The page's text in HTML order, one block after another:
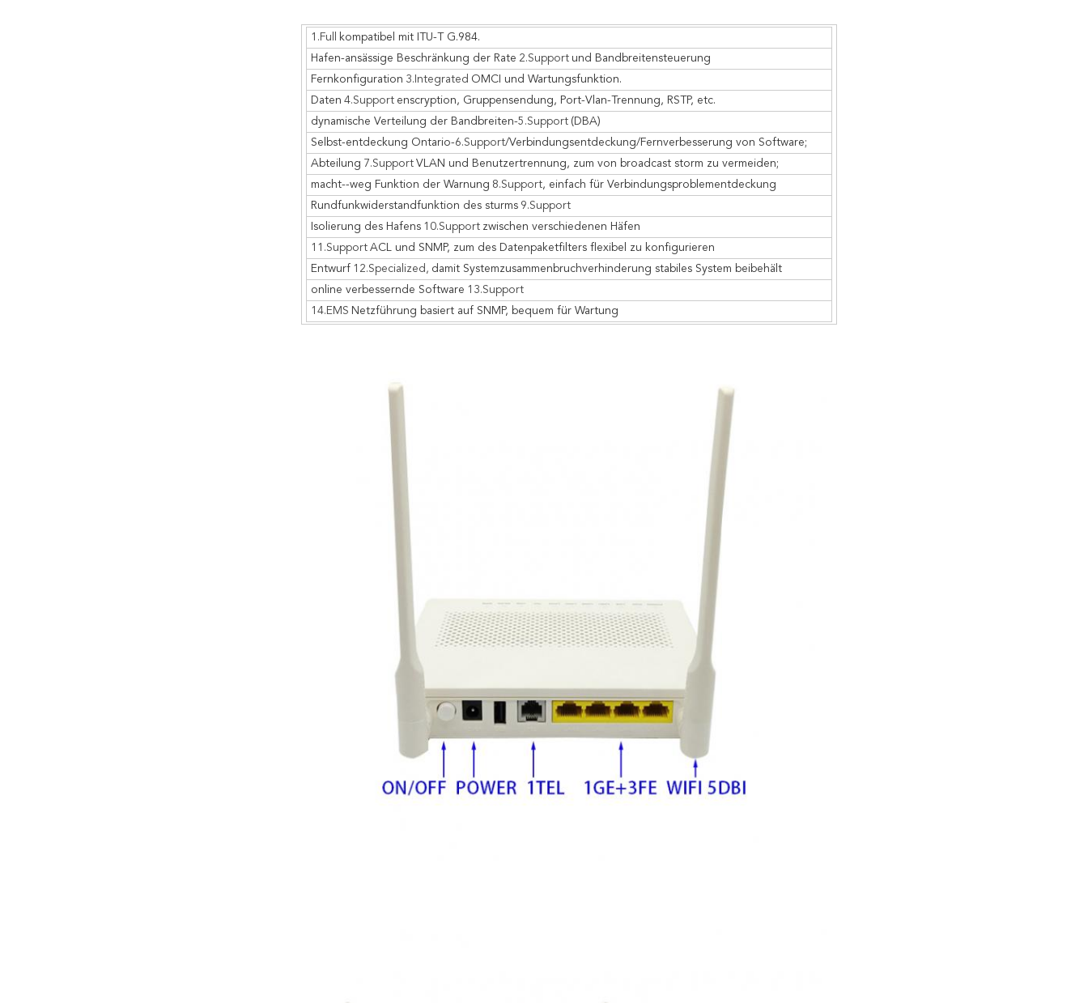
1.Full
kompatibel mit ITU-T G.984.
Hafen-ansässige Beschränkung der Rate 2.Support und Bandbreitensteuerung
Fernkonfiguration 3.Integrated OMCI und Wartungsfunktion.
Daten 4.Support enscryption, Gruppensendung, Port-Vlan-Trennung, RSTP, etc.
dynamische Verteilung der Bandbreiten-5.Support (DBA)
Selbst-entdeckung Ontario-6.Support/Verbindungsentdeckung/Fernverbesserung von Software;
Abteilung 7.Support VLAN und Benutzertrennung, zum von broadcast storm zu vermeiden;
macht--weg Funktion der Warnung 8.Support, einfach für Verbindungsproblementdeckung
Rundfunkwiderstandfunktion des sturms 9.Support
Isolierung des Hafens 10.Support zwischen verschiedenen Häfen
11.Support ACL und SNMP, zum des Datenpaketfilters flexibel zu konfigurieren
Entwurf 12.Specialized, damit Systemzusammenbruchverhinderung stabiles System beibehält
online verbessernde Software 13.Support
14.EMS Netzführung basiert auf SNMP, bequem für Wartung